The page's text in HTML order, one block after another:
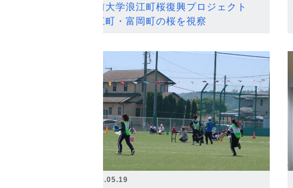
弘前大学浪江町桜復興プロジェクト
浪江町・富岡町の桜を視察
2026.05.19